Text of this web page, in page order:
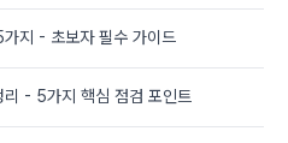
지 - 초보자 필수 가이드
- 5가지 핵심 점검 포인트